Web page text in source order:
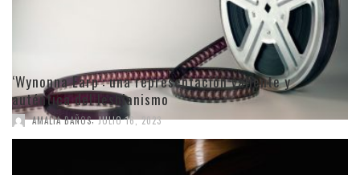
‘Wynonna Earp’: una representación valiente y
auténtica del lesbianismo
AMALIA BAÑOS, JULIO 16, 2023